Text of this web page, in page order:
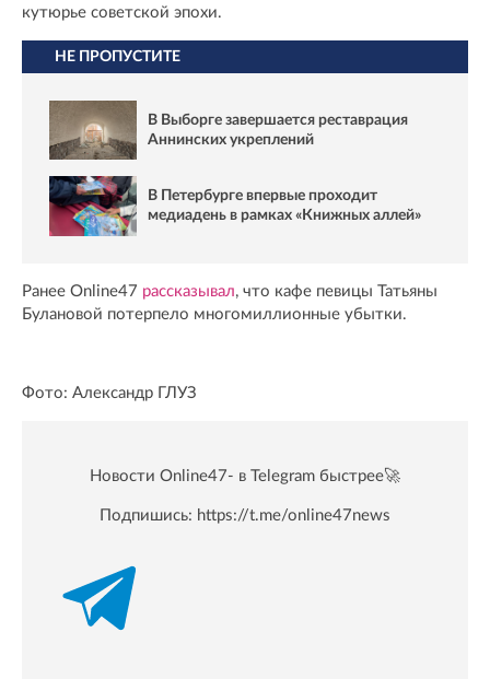
кутюрье советской эпохи.
НЕ ПРОПУСТИТЕ
В Выборге завершается реставрация
Аннинских укреплений
В Петербурге впервые проходит
медиадень в рамках «Книжных аллей»
Ранее Online47 рассказывал, что кафе певицы Татьяны
Булановой потерпело многомиллионные убытки.
Фото: Александр ГЛУЗ
Новости Online47- в Telegram быстрее🚀
Подпишись: https://t.me/online47news